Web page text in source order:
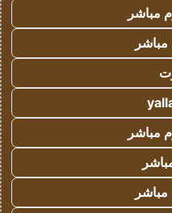
مباشر
مباشر
مباشر
مباشر